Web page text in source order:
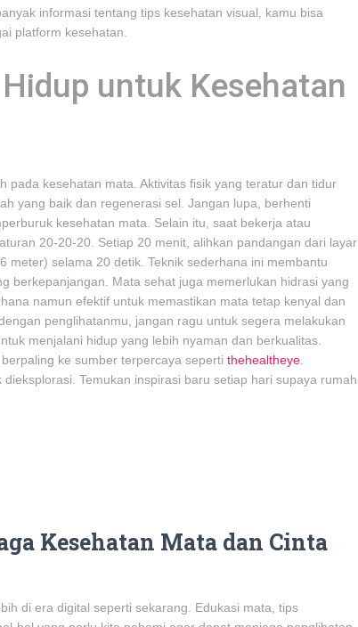
informasi tentang tips kesehatan visual, kamu bisa
platform kesehatan.
untuk Kesehatan
kesehatan mata. Aktivitas fisik yang teratur dan tidur
yang baik dan regenerasi sel. Jangan lupa, berhenti
kesehatan mata. Selain itu, saat bekerja atau
20-20-20. Setiap 20 menit, alihkan pandangan dari layar
selama 20 detik. Teknik sederhana ini membantu
berkepanjangan. Mata sehat juga memerlukan hidrasi yang
namun efektif untuk memastikan mata tetap kenyal dan
penglihatanmu, jangan ragu untuk segera melakukan
menjalani hidup yang lebih nyaman dan berkualitas.
ke sumber terpercaya seperti thehealtheye
Temukan inspirasi baru setiap hari supaya rumah
Kesehatan Mata dan Cinta
di era digital seperti sekarang. Edukasi mata, tips